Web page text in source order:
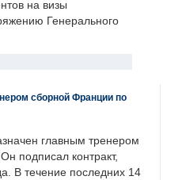
на визы
Генерального
сборной Франции по
главным тренером
подписал контракт,
В течение последних 14